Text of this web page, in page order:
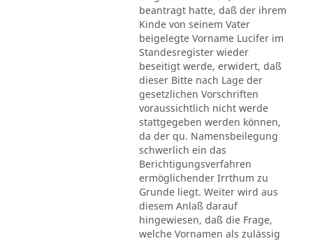
beantragt hatte, daß der ihrem
Kinde von seinem Vater
beigelegte Vorname Lucifer im
Standesregister wieder
beseitigt werde, erwidert, daß
dieser Bitte nach Lage der
gesetzlichen Vorschriften
voraussichtlich nicht werde
stattgegeben werden können,
da der qu. Namensbeilegung
schwerlich ein das
Berichtigungsverfahren
ermöglichender Irrthum zu
Grunde liegt. Weiter wird aus
diesem Anlaß darauf
hingewiesen, daß die Frage,
welche Vornamen als zulässig